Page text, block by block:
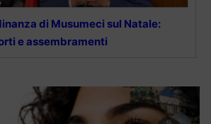
di Musumeci sul Natale:
e assembramenti